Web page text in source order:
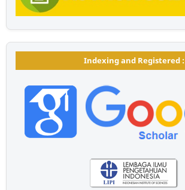
Indexing and Registered :